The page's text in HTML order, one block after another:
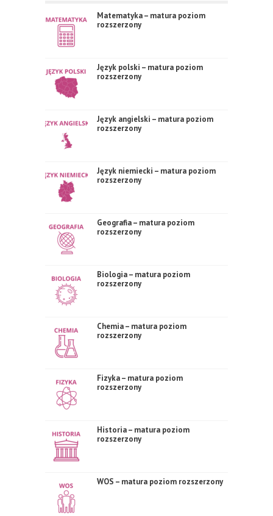
Matematyka – matura poziom
rozszerzony
Język polski – matura poziom
rozszerzony
Język angielski – matura poziom
rozszerzony
Język niemiecki – matura poziom
rozszerzony
Geografia – matura poziom
rozszerzony
Biologia – matura poziom
rozszerzony
Chemia – matura poziom
rozszerzony
Fizyka – matura poziom
rozszerzony
Historia – matura poziom
rozszerzony
WOS – matura poziom rozszerzony